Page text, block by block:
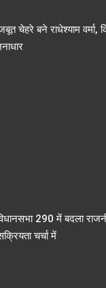
चेहरे बने राधेश्याम वर्मा,
290 में बदला
चर्चा में